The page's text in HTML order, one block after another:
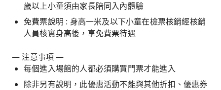
歲以上小童須由家長陪同入內體驗
免費票說明 : 身高一米及以下小童在檢票核銷經核銷
人員核實身高後，享免費票待遇
— 注意事項 —
每個進入場館的人都必須購買門票才能進入
除非另有說明，此優惠活動不能與其他折扣、優惠券